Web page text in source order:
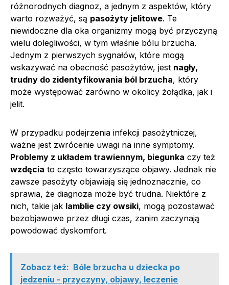
różnorodnych diagnoz, a jednym z aspektów, który
warto rozważyć, są pasożyty jelitowe. Te
niewidoczne dla oka organizmy mogą być przyczyną
wielu dolegliwości, w tym właśnie bólu brzucha.
Jednym z pierwszych sygnałów, które mogą
wskazywać na obecność pasożytów, jest nagły,
trudny do zidentyfikowania ból brzucha, który
może występować zarówno w okolicy żołądka, jak i
jelit.
W przypadku podejrzenia infekcji pasożytniczej,
ważne jest zwrócenie uwagi na inne symptomy.
Problemy z układem trawiennym, biegunka czy też
wzdęcia to często towarzyszące objawy. Jednak nie
zawsze pasożyty objawiają się jednoznacznie, co
sprawia, że diagnoza może być trudna. Niektóre z
nich, takie jak lamblie czy owsiki, mogą pozostawać
bezobjawowe przez długi czas, zanim zaczynają
powodować dyskomfort.
Zobacz też: Bóle brzucha u dziecka po
jedzeniu - przyczyny, objawy, leczenie